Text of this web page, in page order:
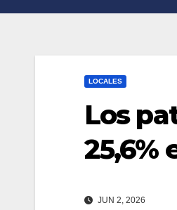
LOCALES
Los
25,6%
JUN 2, 2026
n